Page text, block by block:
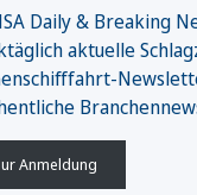
Daily & Breaking
aktuelle
Anmeldung